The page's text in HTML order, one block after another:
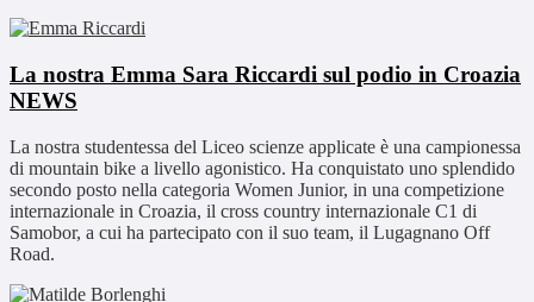
La nostra Emma Sara Riccardi sul podio in Croazia
NEWS
La nostra studentessa del Liceo scienze applicate è una campionessa
di mountain bike a livello agonistico. Ha conquistato uno splendido
secondo posto nella categoria Women Junior, in una competizione
internazionale in Croazia, il cross country internazionale C1 di
Samobor, a cui ha partecipato con il suo team, il Lugagnano Off
Road.